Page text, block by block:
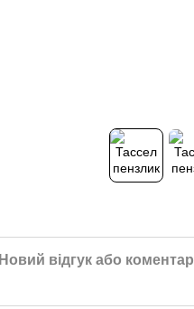
Новий відгук або коментар